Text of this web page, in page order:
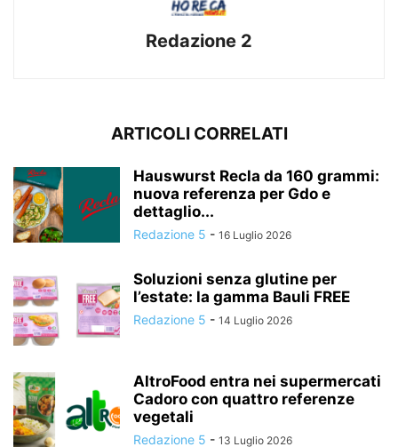
Redazione 2
ARTICOLI CORRELATI
Hauswurst Recla da 160 grammi:
nuova referenza per Gdo e
dettaglio...
Redazione 5 - 16 Luglio 2026
Soluzioni senza glutine per
l’estate: la gamma Bauli FREE
Redazione 5 - 14 Luglio 2026
AltroFood entra nei supermercati
Cadoro con quattro referenze
vegetali
Redazione 5 - 13 Luglio 2026